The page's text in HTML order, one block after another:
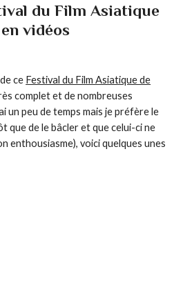
du Film Asiatique
vidéos
ce Festival du Film Asiatique de
complet et de nombreuses
un peu de temps mais je préfère le
que de le bâcler et que celui-ci ne
enthousiasme), voici quelques unes